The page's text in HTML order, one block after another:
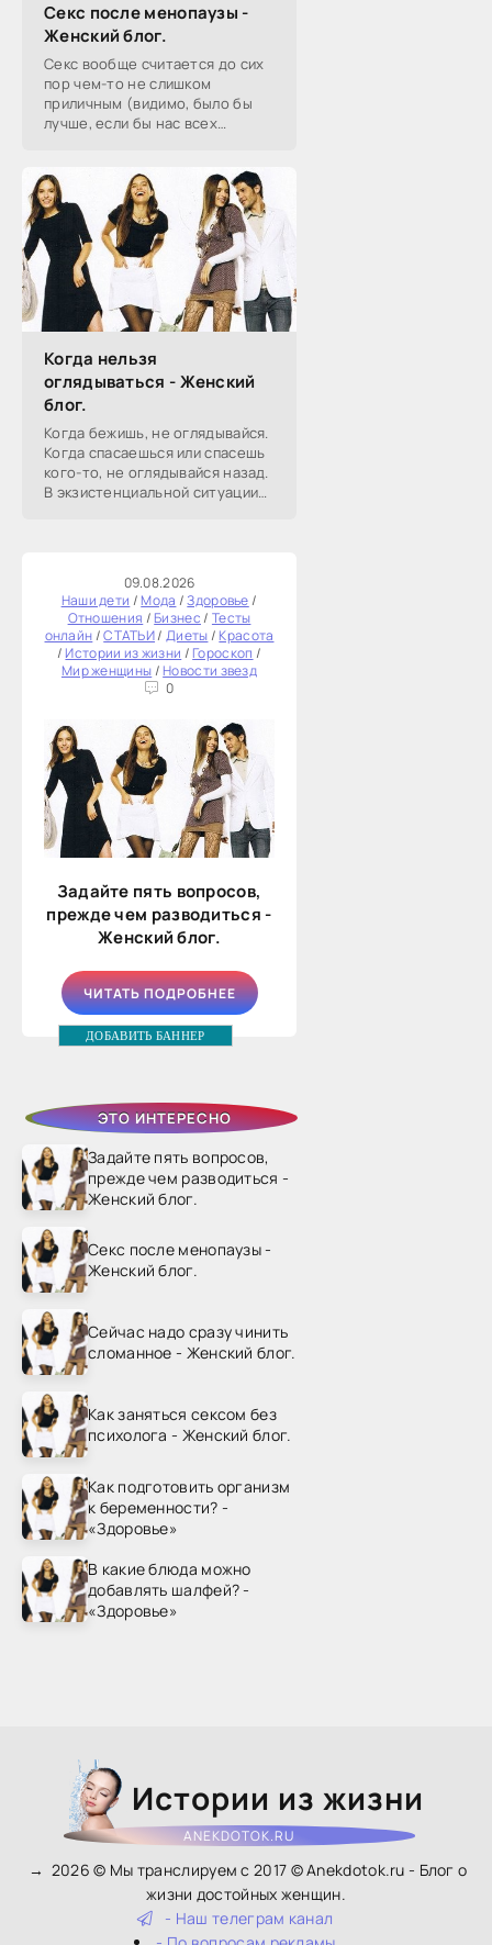
Секс после менопаузы -
Женский блог.
Секс вообще считается до сих
пор чем-то не слишком
приличным (видимо, было бы
лучше, если бы нас всех
на пожилых людях лежит
клеймо, если...
Когда нельзя
оглядываться - Женский
блог.
Когда бежишь, не оглядывайся.
Когда спасаешься или спасешь
кого-то, не оглядывайся назад.
В экзистенциальной ситуации
09.08.2026
Наши дети /Мода /Здоровье/
Отношения /Бизнес/ Тесты
онлайн/СТАТЬИ/ Диеты/Красота
/ Истории из жизни /Гороскоп /
Мир женщины/Новости звезд
0
Задайте пять вопросов,
прежде чем разводиться -
Женский блог.
ЧИТАТЬ ПОДРОБНЕЕ
ДОБАВИТЬ БАННЕР
ЭТО ИНТЕРЕСНО
Задайте пять вопросов,
прежде чем разводиться -
Женский блог.
Секс после менопаузы -
Женский блог.
Сейчас надо сразу чинить
сломанное - Женский блог.
Как заняться сексом без
психолога - Женский блог.
Как подготовить организм
к беременности? -
«Здоровье»
В какие блюда можно
добавлять шалфей? -
«Здоровье»
Истории из жизни
ANEKDOTOK.RU
→ 2026 © Мы транслируем с 2017 © Anekdotok.ru - Блог о
жизни достойных женщин.
- Наш телеграм канал